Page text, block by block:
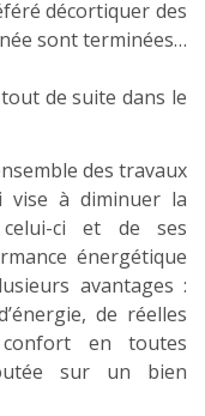
décortiquer des
sont terminées…
de suite dans le
des travaux
vise à diminuer la
celui-ci et de ses
énergétique
avantages :
de réelles
en toutes
sur un bien